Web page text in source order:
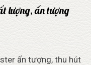
lượng, ấn tượng
ấn tượng, thu hút